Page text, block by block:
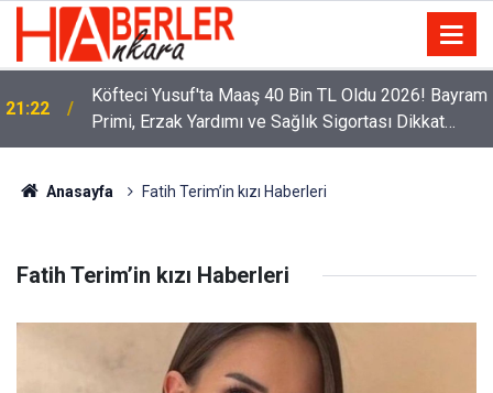
21:22
Köfteci Yusuf'ta Maaş 40 Bin TL Oldu 2026! Bayram
Primi, Erzak Yardımı ve Sağlık Sigortası Dikkat
Çekti
Anasayfa Fatih Terim’in kızı Haberleri
Fatih Terim’in kızı Haberleri